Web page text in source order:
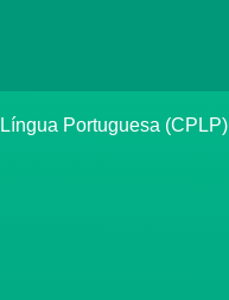
Portuguesa (CPLP)